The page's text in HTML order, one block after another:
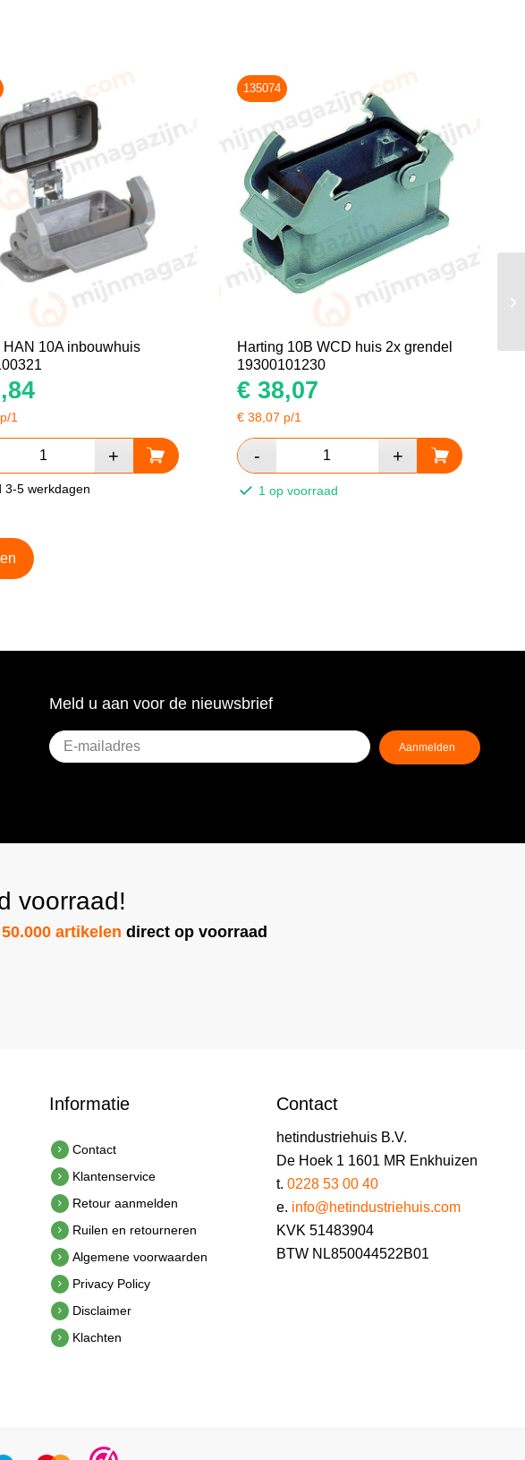
HAN 10A inbouwhuis
1
3-5 werkdagen
135074
Harting 10B WCD huis 2x grendel
19300101230
€38,07
€ 38,07 p/1
1 op voorraad
Meld u aan voor de nieuwsbrief
E-
mailadres
voorraad!
50.000 artikelen direct op voorraad
Informatie
Contact
Klantenservice
Retour aanmelden
Ruilen en retourneren
Algemene voorwaarden
Privacy Policy
Disclaimer
Klachten
Contact
hetindustriehuis B.V.
De Hoek 1 1601 MR Enkhuizen
t. 0228 53 00 40
e. info@hetindustriehuis.com
KVK 51483904
BTW NL850044522B01